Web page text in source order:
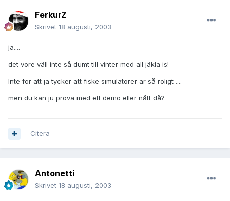
FerkurZ
Skrivet 18 augusti, 2003
ja....
det vore väll inte så dumt till vinter med all jäkla is!
Inte för att ja tycker att fiske simulatorer är så roligt ....
men du kan ju prova med ett demo eller nått då?
Citera
Antonetti
Skrivet 18 augusti, 2003